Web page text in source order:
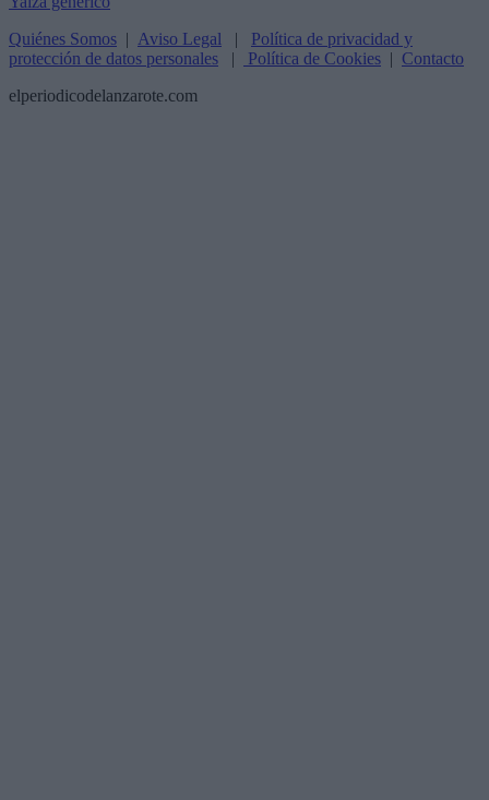
Quiénes Somos | Aviso Legal | Política de privacidad y
protección de datos personales | Política de Cookies | Contacto
elperiodicodelanzarote.com